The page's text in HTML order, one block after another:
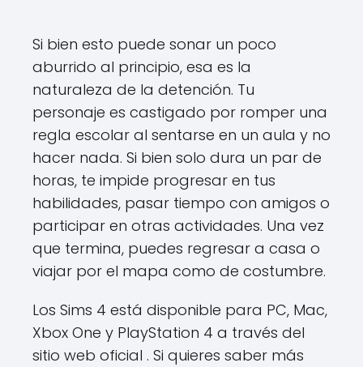
Si bien esto puede sonar un poco
aburrido al principio, esa es la
naturaleza de la detención. Tu
personaje es castigado por romper una
regla escolar al sentarse en un aula y no
hacer nada. Si bien solo dura un par de
horas, te impide progresar en tus
habilidades, pasar tiempo con amigos o
participar en otras actividades. Una vez
que termina, puedes regresar a casa o
viajar por el mapa como de costumbre.
Los Sims 4 está disponible para PC, Mac,
Xbox One y PlayStation 4 a través del
sitio web oficial . Si quieres saber más